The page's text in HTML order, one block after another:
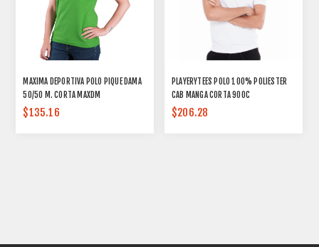
MAXIMA DEPORTIVA POLO PIQUE DAMA
50/50 M. CORTA MAXDM
$135.16
PLAYERYTEES POLO 100% POLIESTER
CAB MANGA CORTA 900C
$206.28